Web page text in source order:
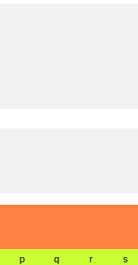
p q r s